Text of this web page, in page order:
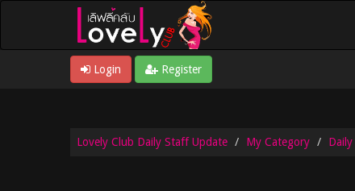
Login Register
Lovely Club Daily Staff Update My Category